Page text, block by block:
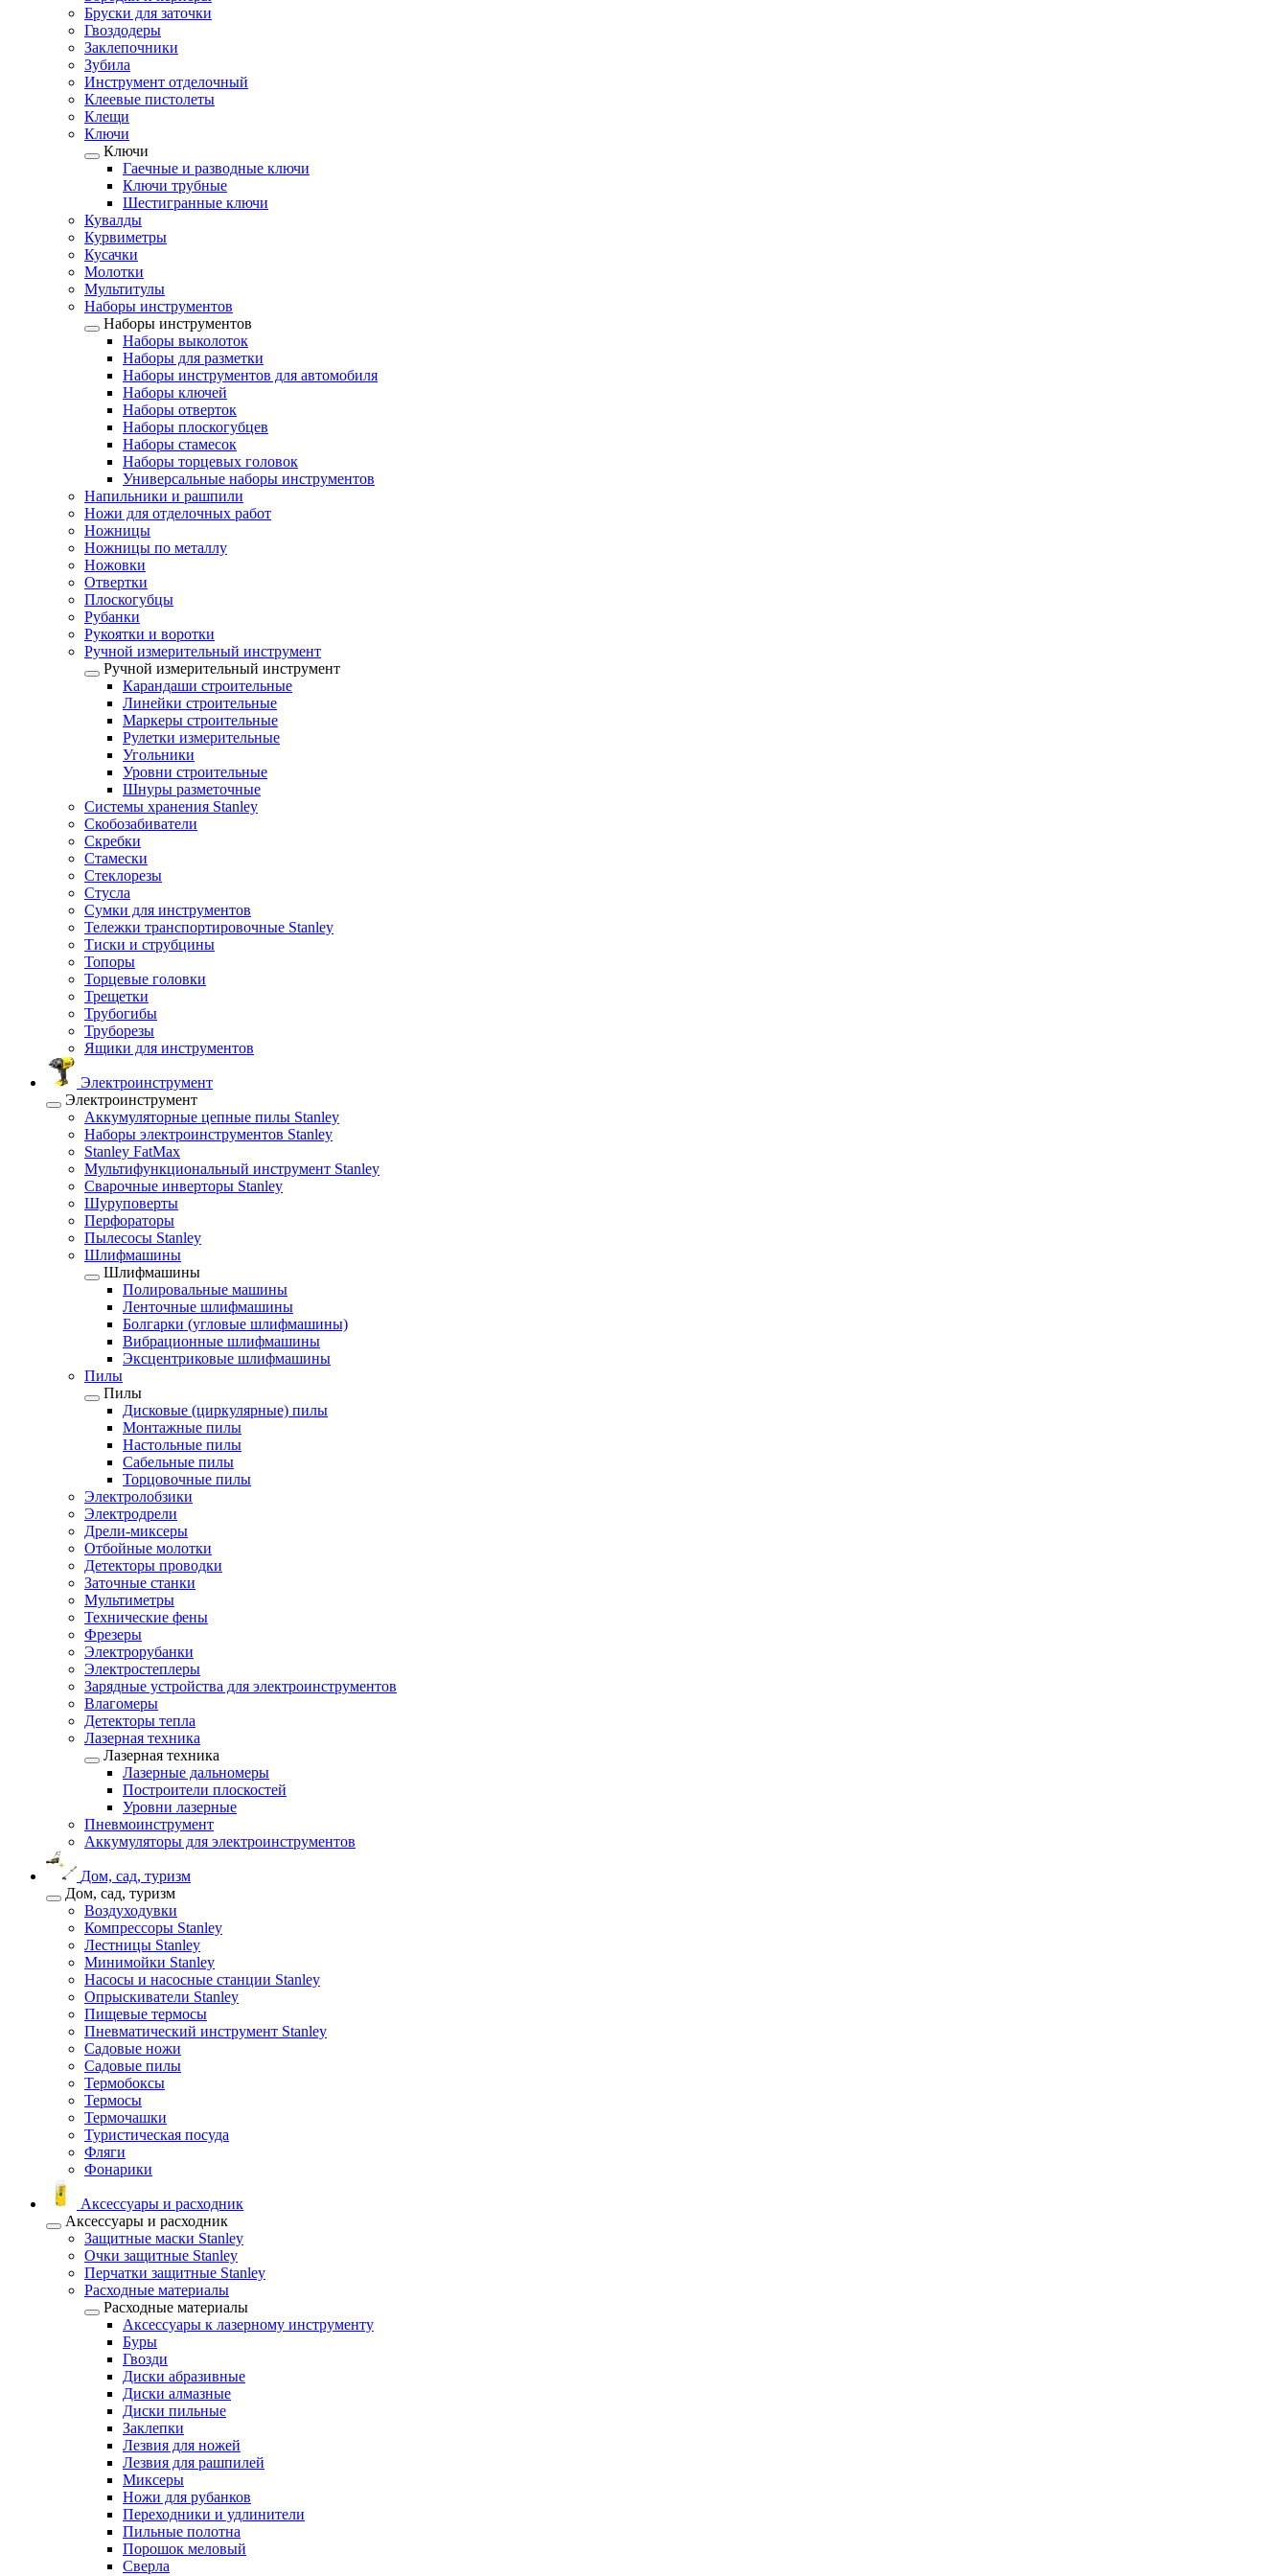
Бруски для заточки
Гвоздодеры
Заклепочники
Зубила
Инструмент отделочный
Клеевые пистолеты
Клещи
Ключи
Ключи
Гаечные и разводные ключи
Ключи трубные
Шестигранные ключи
Кувалды
Курвиметры
Кусачки
Молотки
Мультитулы
Наборы инструментов
Наборы инструментов
Наборы выколоток
Наборы для разметки
Наборы инструментов для автомобиля
Наборы ключей
Наборы отверток
Наборы плоскогубцев
Наборы стамесок
Наборы торцевых головок
Универсальные наборы инструментов
Напильники и рашпили
Ножи для отделочных работ
Ножницы
Ножницы по металлу
Ножовки
Отвертки
Плоскогубцы
Рубанки
Рукоятки и воротки
Ручной измерительный инструмент
Ручной измерительный инструмент
Карандаши строительные
Линейки строительные
Маркеры строительные
Рулетки измерительные
Угольники
Уровни строительные
Шнуры разметочные
Системы хранения Stanley
Скобозабиватели
Скребки
Стамески
Стеклорезы
Стусла
Сумки для инструментов
Тележки транспортировочные Stanley
Тиски и струбцины
Топоры
Торцевые головки
Трещетки
Трубогибы
Труборезы
Ящики для инструментов
Электроинструмент
Электроинструмент
Аккумуляторные цепные пилы Stanley
Наборы электроинструментов Stanley
Stanley FatMax
Мультифункциональный инструмент Stanley
Сварочные инверторы Stanley
Шуруповерты
Перфораторы
Пылесосы Stanley
Шлифмашины
Шлифмашины
Полировальные машины
Ленточные шлифмашины
Болгарки (угловые шлифмашины)
Вибрационные шлифмашины
Эксцентриковые шлифмашины
Пилы
Пилы
Дисковые (циркулярные) пилы
Монтажные пилы
Настольные пилы
Сабельные пилы
Торцовочные пилы
Электролобзики
Электродрели
Дрели-миксеры
Отбойные молотки
Детекторы проводки
Заточные станки
Мультиметры
Технические фены
Фрезеры
Электрорубанки
Электростеплеры
Зарядные устройства для электроинструментов
Влагомеры
Детекторы тепла
Лазерная техника
Лазерная техника
Лазерные дальномеры
Построители плоскостей
Уровни лазерные
Пневмоинструмент
Аккумуляторы для электроинструментов
Дом, сад, туризм
Дом, сад, туризм
Воздуходувки
Компрессоры Stanley
Лестницы Stanley
Минимойки Stanley
Насосы и насосные станции Stanley
Опрыскиватели Stanley
Пищевые термосы
Пневматический инструмент Stanley
Садовые ножи
Садовые пилы
Термобоксы
Термосы
Термочашки
Туристическая посуда
Фляги
Фонарики
Аксессуары и расходник
Аксессуары и расходник
Защитные маски Stanley
Очки защитные Stanley
Перчатки защитные Stanley
Расходные материалы
Расходные материалы
Аксессуары к лазерному инструменту
Буры
Гвозди
Диски абразивные
Диски алмазные
Диски пильные
Заклепки
Лезвия для ножей
Лезвия для рашпилей
Миксеры
Ножи для рубанков
Переходники и удлинители
Пильные полотна
Порошок меловый
Сверла